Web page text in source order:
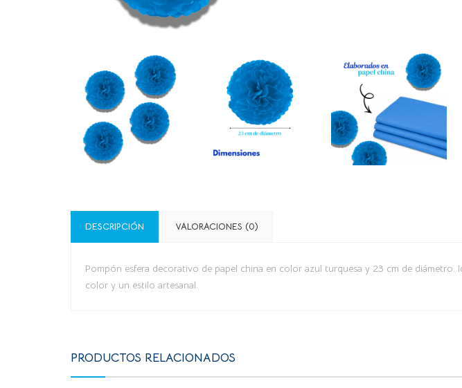
DESCRIPCIÓN VALORACIONES (0)
Pompón esfera decorativo de papel china en color azul turquesa y 23 cm de
color y un estilo artesanal.
PRODUCTOS RELACIONADOS